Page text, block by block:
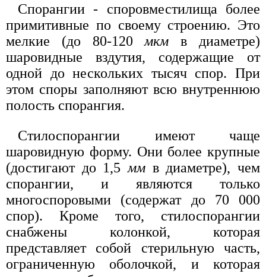
Спорангии - споровместилища более
примитивные по своему строению. Это
мелкие (до 80-120мкм в диаметре)
шаровидные вздутия, содержащие от
одной до нескольких тысяч спор. При
этом споры заполняют всю внутреннюю
полость спорангия.
Стилоспорангии имеют чаще
шаровидную форму. Они более крупные
(достигают до 1,5мм в диаметре), чем
спорангии, и являются только
многоспоровыми (содержат до 70 000
спор). Кроме того, стилоспорангии
снабжены колонкой, которая
представляет собой стерильную часть,
ограниченную оболочкой, и которая